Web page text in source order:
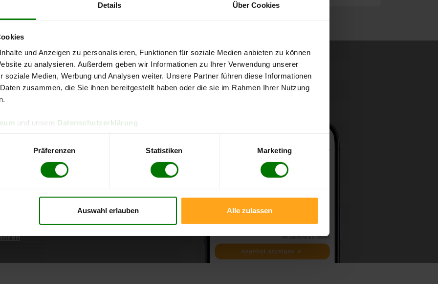
Details Über Cookies
und Anzeigen zu personalisieren, Funktionen für soziale Medien anbieten zu können
zu analysieren. Außerdem geben wir Informationen zu Ihrer Verwendung unserer
soziale Medien, Werbung und Analysen weiter. Unsere Partner führen diese Informationen
zusammen, die Sie ihnen bereitgestellt haben oder die sie im Rahmen Ihrer Nutzung
und unsere Datenschutzerklärung
Präferenzen Statistiken Marketing
Auswahl erlauben Alle zulassen
kostenlose
direkt online bestellen
aktuellen Stand